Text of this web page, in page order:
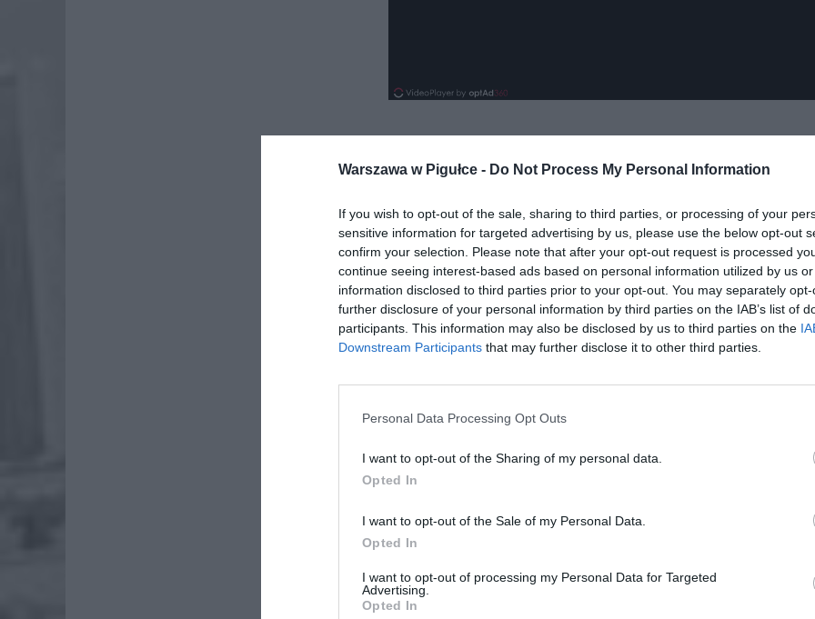
Warszawa w Pigułce - Do Not Process My Personal Information
If you wish to opt-out of the sale, sharing to third parties, or processing of your
sensitive information for targeted advertising by us, please use the below opt-out
confirm your selection. Please note that after your opt-out request is processed
continue seeing interest-based ads based on personal information utilized by us
information disclosed to third parties prior to your opt-out. You may separately
further disclosure of your personal information by third parties on the IAB’s list of
participants. This information may also be disclosed by us to third parties on the
Downstream Participants that may further disclose it to other third parties.
Personal Data Processing Opt Outs
I want to opt-out of the Sharing of my personal data.
Opted In
I want to opt-out of the Sale of my Personal Data.
Opted In
I want to opt-out of processing my Personal Data for Targeted
Advertising.
Opted In
Dodaj nas do preferowanych źródeł w Google